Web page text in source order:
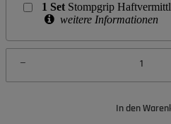
1 Set Stompgrip
weitere Informationen
In den